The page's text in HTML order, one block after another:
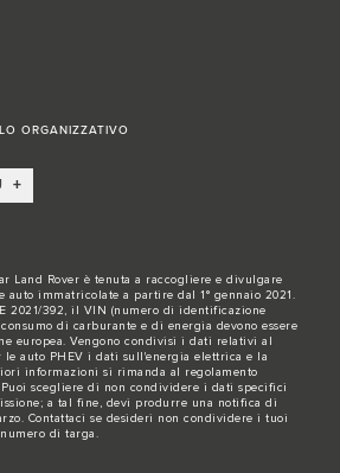
ORGANIZZATIVO
Land Rover è tenuta a raccogliere e divulgare
immatricolate a partire dal 1° gennaio 2021.
2021/392, il VIN (numero di identificazione
di carburante e di energia devono essere
europea. Vengono condivisi i dati relativi al
le auto PHEV i dati sull'energia elettrica e la
informazioni si rimanda al regolamento
. Puoi scegliere di non condividere i dati specifici
a tal fine, devi produrre una notifica di
Contattaci se desideri non condividere i tuoi
di targa.